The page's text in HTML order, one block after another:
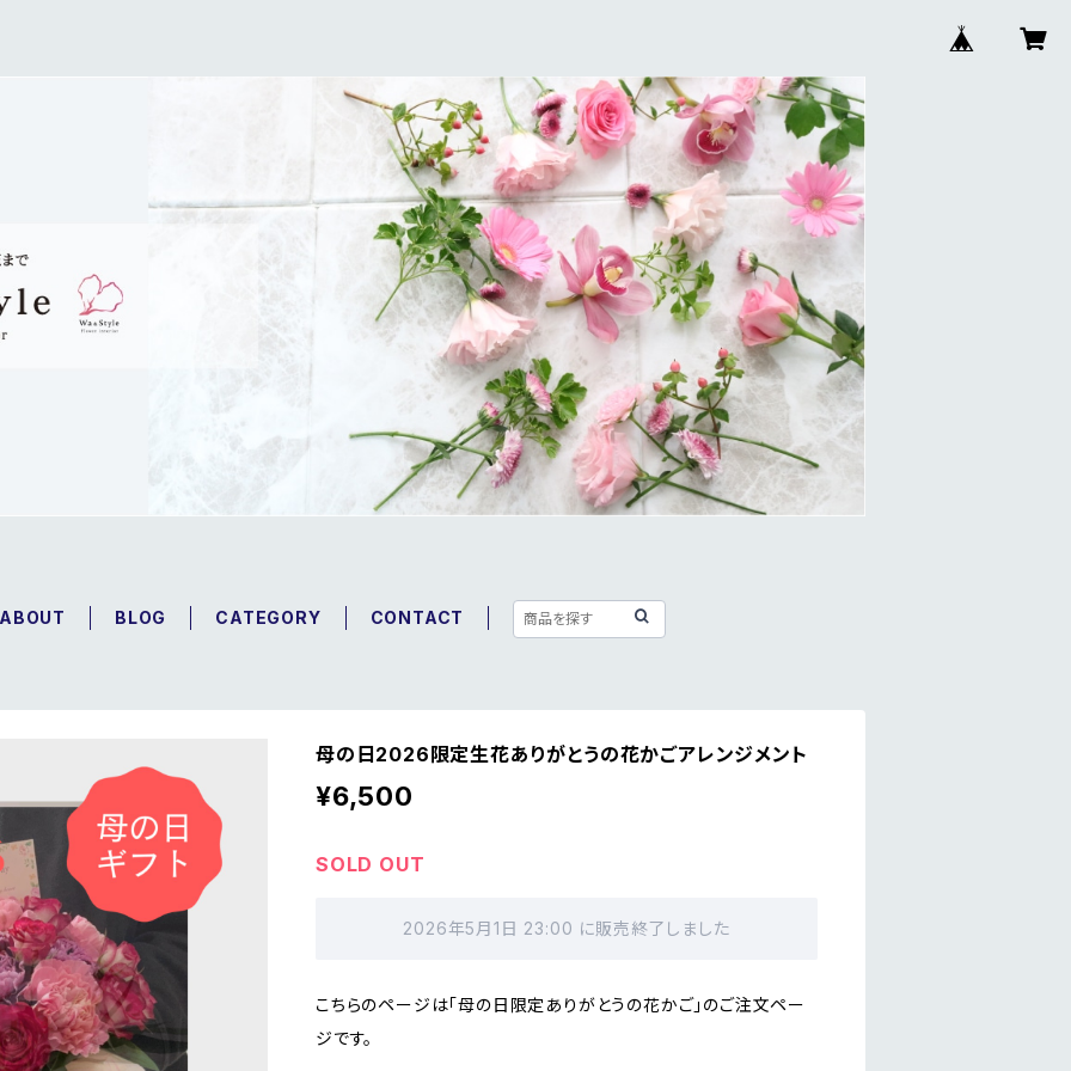
BLOG CATEGORY CONTACT
母の日2026限定生花ありがとうの花かごアレンジメント
¥6,500
SOLD OUT
2026年5月1日 23:00 に販売終了しました
こちらのページは「母の日限定ありがとうの花かご」のご注文ペー
ジです。